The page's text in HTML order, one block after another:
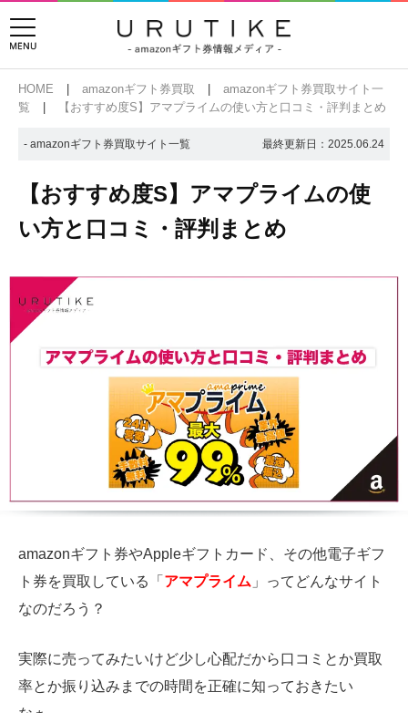
HOME amazonギフト券買取
amazonギフト券買取サイト一
覧
【おすすめ度S】アマプライムの使い方と口コミ・評判まとめ
- amazonギフト券買取サイト一覧 最終更新日： 2025.06.24
【おすすめ度S】アマプライムの使
い方と口コミ・評判まとめ
amazonギフト券やAppleギフトカード、その他電子ギフ
ト券を買取している「 アマプライム 」ってどんなサイト
なのだろう？
実際に売ってみたいけど少し心配だから口コミとか買取
率とか振り込みまでの時間を正確に知っておきたい